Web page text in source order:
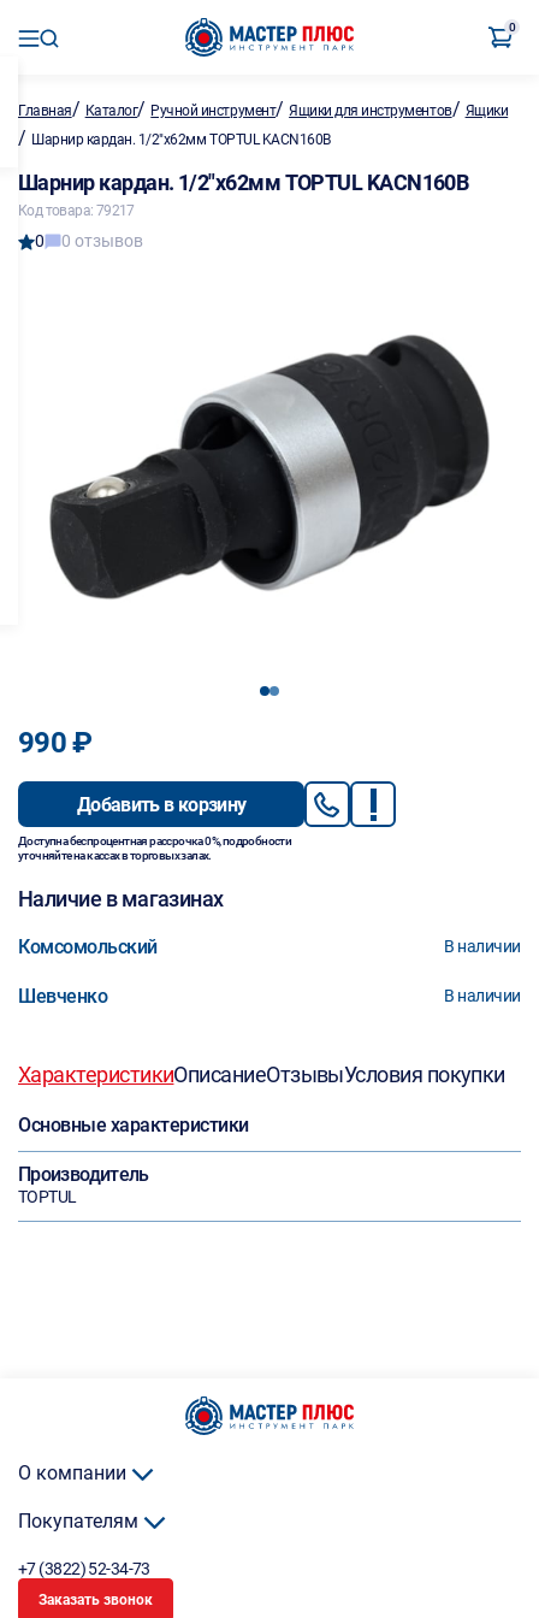
0
Главная/ Каталог/ Ручной инструмент/Ящики для инструментов/ Ящики
/ Шарнир кардан. 1/2"х62мм TOPTUL KACN160B
Шарнир кардан. 1/2"х62мм TOPTUL KACN160B
Код товара: 79217
0 0 отзывов
12
990 ₽
Добавить в корзину
Доступна беспроцентная рассрочка 0%, подробности
уточняйте на кассах в торговых залах.
Наличие в магазинах
Комсомольский В наличии
Шевченко В наличии
ХарактеристикиОписаниеОтзывыУсловия покупки
Основные характеристики
Производитель
TOPTUL
О компании
Покупателям
+7 (3822) 52-34-73
Заказать звонок